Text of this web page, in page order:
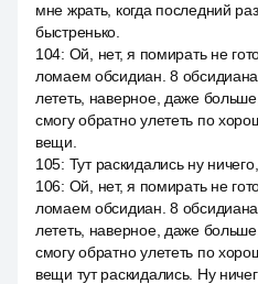
мне жрать, когда последний
быстренько.
104: Ой, нет, я помирать не
ломаем обсидиан. 8
лететь, наверное, даже
смогу обратно улететь по
вещи.
105: Тут раскидались ну
106: Ой, нет, я помирать не
ломаем обсидиан. 8
лететь, наверное, даже
смогу обратно улететь по
вещи тут раскидались. Ну